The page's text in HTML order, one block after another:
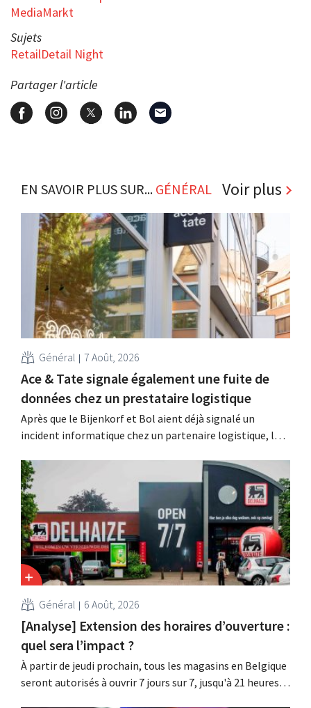
MediaMarkt
Sujets
RetailDetail Night
Partager l'article
EN SAVOIR PLUS SUR... GÉNÉRAL Voir plus
Général 7 Août, 2026
Ace & Tate signale également une fuite de
données chez un prestataire logistique
Après que le Bijenkorf et Bol aient déjà signalé un
incident informatique chez un partenaire logistique, la
clients d'une fuite de données. Les données financières,
les noms d'utilisateur et les mots de passe n'ont pas été
affectés.
Général 6 Août, 2026
[Analyse] Extension des horaires d’ouverture :
quel sera l’impact ?
À partir de jeudi prochain, tous les magasins en Belgique
seront autorisés à ouvrir 7 jours sur 7, jusqu'à 21 heures.